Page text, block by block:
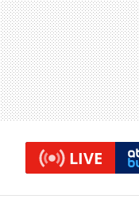
LIVE